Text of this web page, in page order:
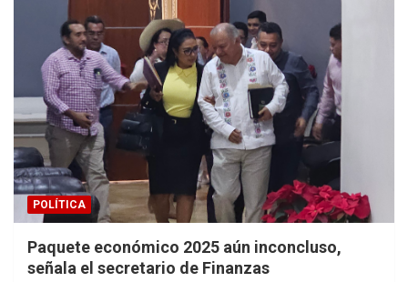
POLÍTICA
Paquete económico 2025 aún inconcluso,
señala el secretario de Finanzas